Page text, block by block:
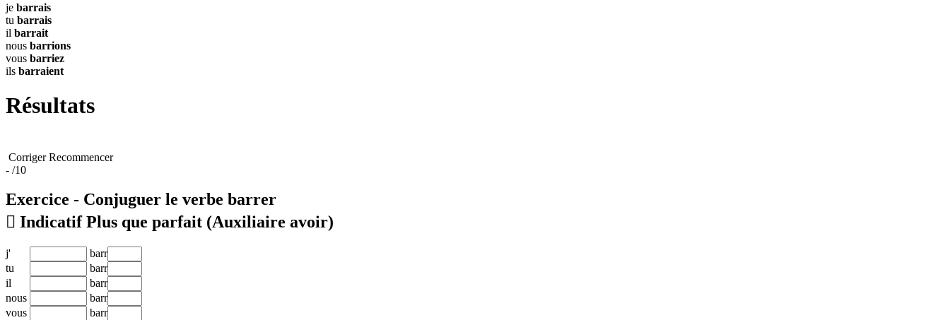
je barrais
tu barrais
il barrait
nous barrions
vous barriez
ils barraient
Résultats
CorrigerRecommencer
- /10
Exercice - Conjuguer le verbe barrer
 Indicatif Plus que parfait (Auxiliaire avoir)
j'
barr
tu
barr
il
barr
nous
barr
vous
barr